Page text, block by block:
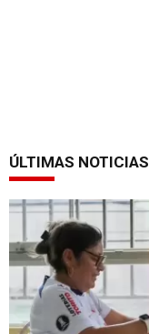
ÚLTIMAS NOTICIAS